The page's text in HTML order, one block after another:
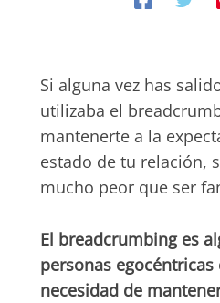
Si alguna vez has
utilizaba el
mantenerte a la
estado de tu relación,
mucho peor que ser
El breadcrumbing es
personas
necesidad de